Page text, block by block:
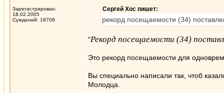
Зарегистрирован:
18.02.2005
Суждений: 18709
Сергей Хос пишет:
рекорд посещаемости (34)
"Рекорд посещаемости (34)
Это рекорд посещаемости для
Вы специально написали так, чтоб
Молодца.